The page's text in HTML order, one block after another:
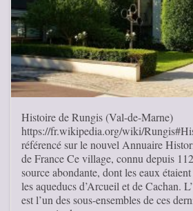
Histoire de Rungis (Val-de-Marne)
https://fr.wikipedia.org/wiki/
référencé sur le nouvel Annuaire
de France Ce village, connu depuis
source abondante, dont les eaux
les aqueducs d’Arcueil et de Cachan.
est l’un des sous-ensembles de ces